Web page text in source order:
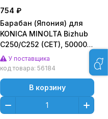
754 ₽
Барабан (Япония) для
KONICA MINOLTA Bizhub
C250/C252 (CET), 50000
стр., CET4146
У поставщика
код товара: 56184
В корзину